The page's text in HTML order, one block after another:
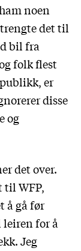
noen
det til
bil fra
folk flest
er
disse
og
det over.
til WFP,
å gå før
for å
Jeg